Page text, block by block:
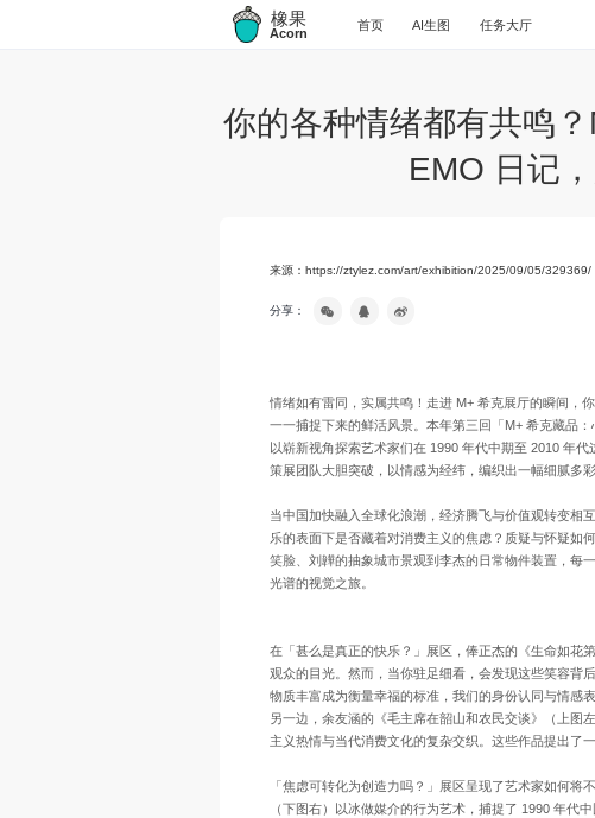
橡果
Acorn
首页 AI生图 任务大厅
你的各种情绪都有共鸣
EMO 日记
来源：https://ztylez.com/art/exhibition/2025/09/05/329369/
分享：
情绪如有雷同，实属共鸣！走进 M+ 希克展厅的瞬间，
一一捕捉下来的鲜活风景。本年第三回「M+ 希克藏品
以崭新视角探索艺术家们在 1990 年代中期至 2010 年
策展团队大胆突破，以情感为经纬，编织出一幅细腻多
当中国加快融入全球化浪潮，经济腾飞与价值观转变相
乐的表面下是否藏着对消费主义的焦虑？质疑与怀疑
笑脸、刘韡的抽象城市景观到李杰的日常物件装置，每
光谱的视觉之旅。
在「甚么是真正的快乐？」展区，俸正杰的《生命如花
观众的目光。然而，当你驻足细看，会发现这些笑容
物质丰富成为衡量幸福的标准，我们的身份认同与情感
另一边，余友涵的《毛主席在韶山和农民交谈》（上图
主义热情与当代消费文化的复杂交织。这些作品提出了
「焦虑可转化为创造力吗？」展区呈现了艺术家如何将
（下图右）以冰做媒介的行为艺术，捕捉了 1990 年代